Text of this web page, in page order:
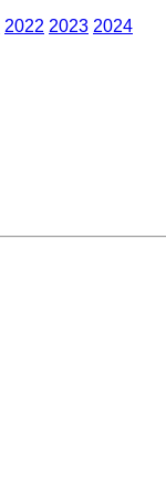
2022 2023 2024